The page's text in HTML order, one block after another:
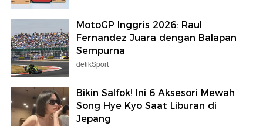
MotoGP Inggris 2026: Raul
Fernandez Juara dengan Balapan
Sempurna
detikSport
Bikin Salfok! Ini 6 Aksesori Mewah
Song Hye Kyo Saat Liburan di
Jepang